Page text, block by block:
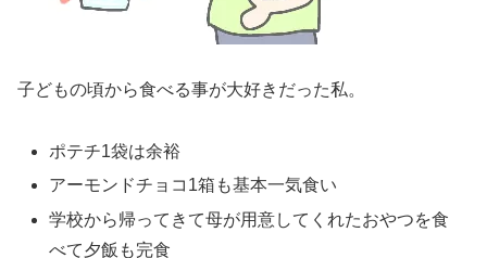
子どもの頃から食べる事が大好きだった私。
ポテチ1袋は余裕
アーモンドチョコ1箱も基本一気食い
学校から帰ってきて母が用意してくれたおやつを食
べて夕飯も完食